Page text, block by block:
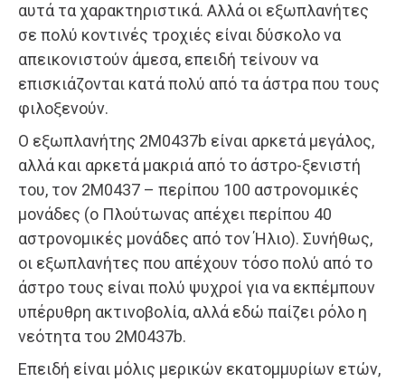
αυτά τα χαρακτηριστικά. Αλλά οι εξωπλανήτες
σε πολύ κοντινές τροχιές είναι δύσκολο να
απεικονιστούν άμεσα, επειδή τείνουν να
επισκιάζονται κατά πολύ από τα άστρα που τους
φιλοξενούν.
Ο εξωπλανήτης 2M0437b είναι αρκετά μεγάλος,
αλλά και αρκετά μακριά από το άστρο-ξενιστή
του, τον 2M0437 – περίπου 100 αστρονομικές
μονάδες (ο Πλούτωνας απέχει περίπου 40
αστρονομικές μονάδες από τον Ήλιο). Συνήθως,
οι εξωπλανήτες που απέχουν τόσο πολύ από το
άστρο τους είναι πολύ ψυχροί για να εκπέμπουν
υπέρυθρη ακτινοβολία, αλλά εδώ παίζει ρόλο η
νεότητα του 2M0437b.
Επειδή είναι μόλις μερικών εκατομμυρίων ετών,